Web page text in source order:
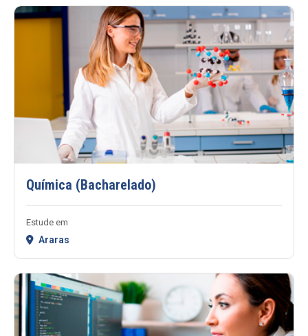
Química (Bacharelado)
Estude em
Araras